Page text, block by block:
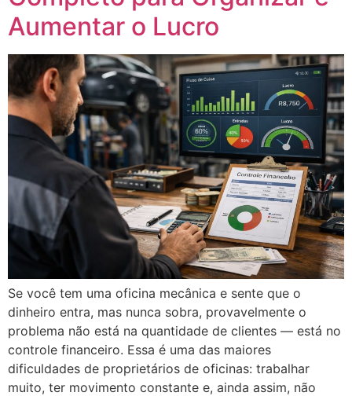
Aumentar o Lucro
Se você tem uma oficina mecânica e sente que o
dinheiro entra, mas nunca sobra, provavelmente o
problema não está na quantidade de clientes — está no
controle financeiro. Essa é uma das maiores
dificuldades de proprietários de oficinas: trabalhar
muito, ter movimento constante e, ainda assim, não